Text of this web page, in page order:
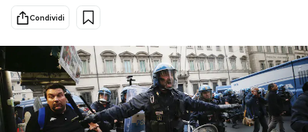
Scienza
Cultura
Economia
Sport
Altrecose
Mondiali calcio 2026
PODCAST
Condividi